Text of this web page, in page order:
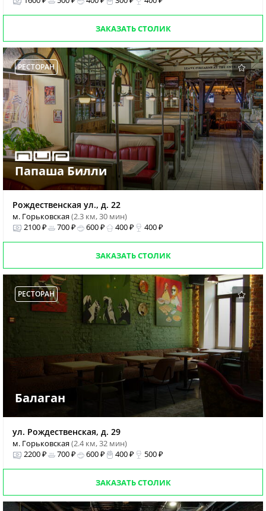
ЗАКАЗАТЬ СТОЛИК
РЕСТОРАН
Папаша Билли
Рождественская ул., д. 22
м. Горьковская(2.3 км, 30 мин)
2100 ₽
700 ₽ 600 ₽ 400 ₽ 400 ₽
ЗАКАЗАТЬ СТОЛИК
РЕСТОРАН
Балаган
ул. Рождественская, д. 29
м. Горьковская(2.4 км, 32 мин)
2200 ₽
700 ₽ 600 ₽ 400 ₽ 500 ₽
ЗАКАЗАТЬ СТОЛИК